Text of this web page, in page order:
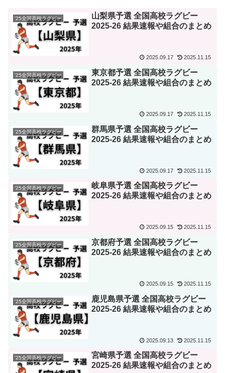
'25全国高校ラグビー
山梨県予選 全国高校ラグビー
2025-26 結果速報や組合のまとめ
2025.09.17 2025.11.15
'25全国高校ラグビー
東京都予選 全国高校ラグビー
2025-26 結果速報や組合のまとめ
2025.09.17 2025.11.15
'25全国高校ラグビー
群馬県予選 全国高校ラグビー
2025-26 結果速報や組合のまとめ
2025.09.17 2025.11.15
'25全国高校ラグビー
岐阜県予選 全国高校ラグビー
2025-26 結果速報や組合のまとめ
2025.09.15 2025.11.15
'25全国高校ラグビー
京都府予選 全国高校ラグビー
2025-26 結果速報や組合のまとめ
2025.09.15 2025.11.15
'25全国高校ラグビー
鹿児島県予選 全国高校ラグビー
2025-26 結果速報や組合のまとめ
2025.09.13 2025.11.15
'25全国高校ラグビー
宮崎県予選 全国高校ラグビー
2025-26 結果速報や組合のまとめ